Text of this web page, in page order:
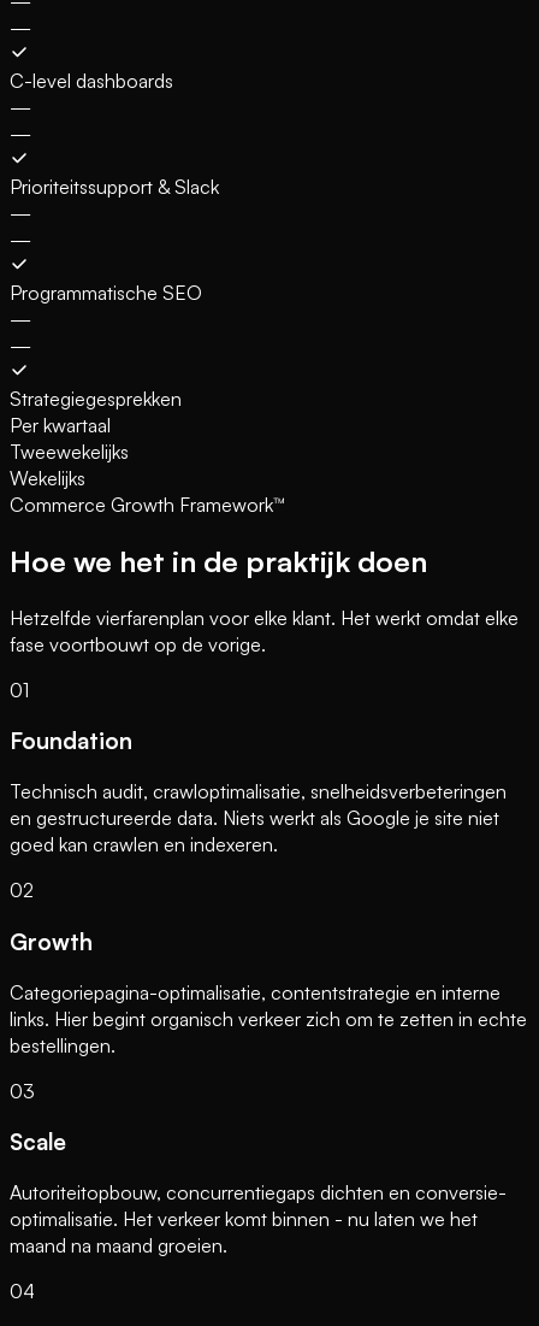
—
C-level dashboards
—
—
Prioriteitssupport & Slack
—
—
Programmatische SEO
—
—
Strategiegesprekken
Per kwartaal
Tweewekelijks
Wekelijks
Commerce Growth Framework™
Hoe we het in de praktijk doen
Hetzelfde vierfarenplan voor elke klant. Het werkt omdat elke
fase voortbouwt op de vorige.
01
Foundation
Technisch audit, crawloptimalisatie, snelheidsverbeteringen
en gestructureerde data. Niets werkt als Google je site niet
goed kan crawlen en indexeren.
02
Growth
Categoriepagina-optimalisatie, contentstrategie en interne
links. Hier begint organisch verkeer zich om te zetten in echte
bestellingen.
03
Scale
Autoriteitopbouw, concurrentiegaps dichten en conversie-
optimalisatie. Het verkeer komt binnen - nu laten we het
maand na maand groeien.
04